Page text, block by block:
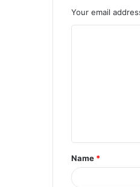
Your email
t
*
Name *